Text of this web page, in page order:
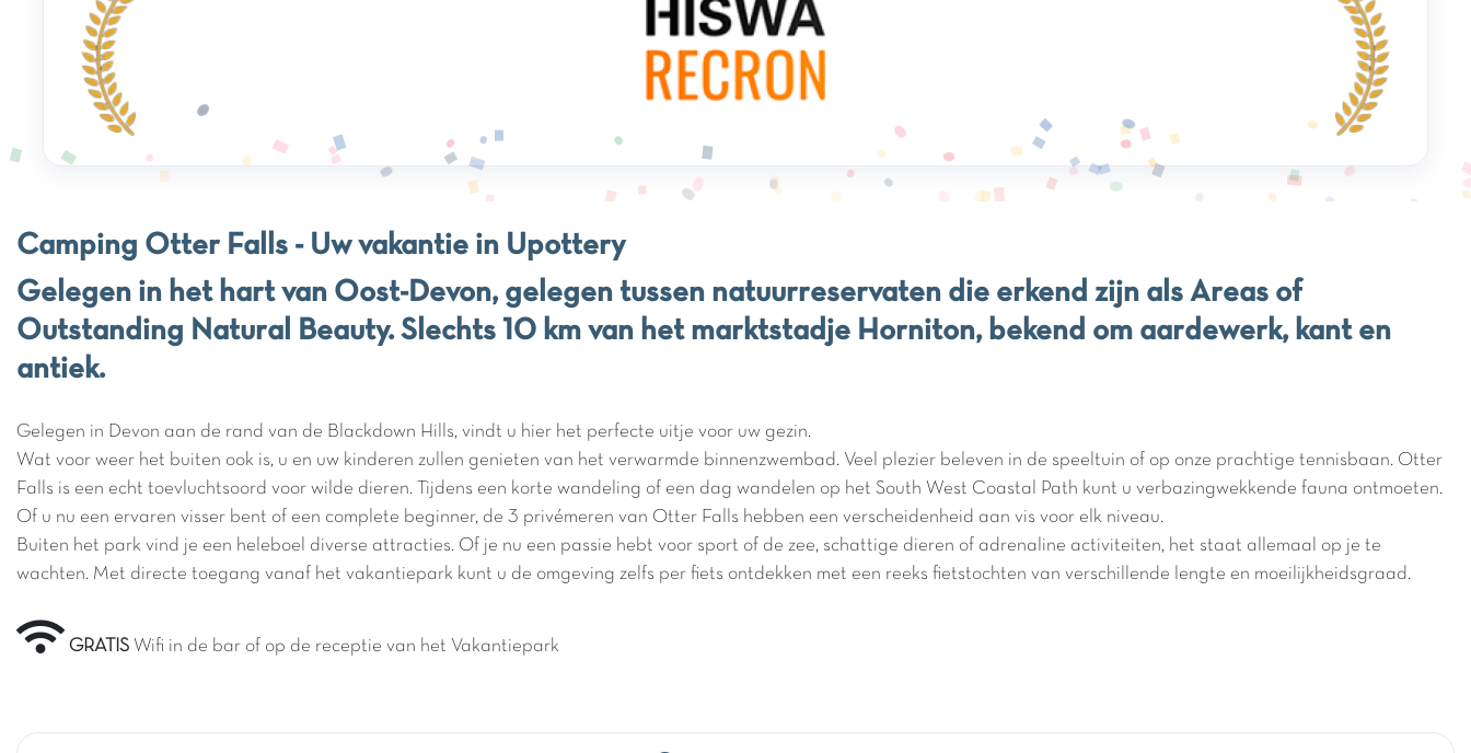
Camping Otter Falls - Uw vakantie in Upottery
Gelegen in het hart van Oost-Devon, gelegen tussen natuurreservaten die erkend zijn als Areas of
Outstanding Natural Beauty. Slechts 10 km van het marktstadje Horniton, bekend om aardewerk, kant en
antiek.
Gelegen in Devon aan de rand van de Blackdown Hills, vindt u hier het perfecte uitje voor uw gezin.
Wat voor weer het buiten ook is, u en uw kinderen zullen genieten van het verwarmde binnenzwembad. Veel plezier beleven in de speeltuin of op onze prachtige tennisbaan. Otter
Falls is een echt toevluchtsoord voor wilde dieren. Tijdens een korte wandeling of een dag wandelen op het South West Coastal Path kunt u verbazingwekkende fauna ontmoeten.
Of u nu een ervaren visser bent of een complete beginner, de 3 privémeren van Otter Falls hebben een verscheidenheid aan vis voor elk niveau.
Buiten het park vind je een heleboel diverse attracties. Of je nu een passie hebt voor sport of de zee, schattige dieren of adrenaline activiteiten, het staat allemaal op je te
wachten. Met directe toegang vanaf het vakantiepark kunt u de omgeving zelfs per fiets ontdekken met een reeks fietstochten van verschillende lengte en moeilijkheidsgraad.
GRATIS Wifi in de bar of op de receptie van het Vakantiepark